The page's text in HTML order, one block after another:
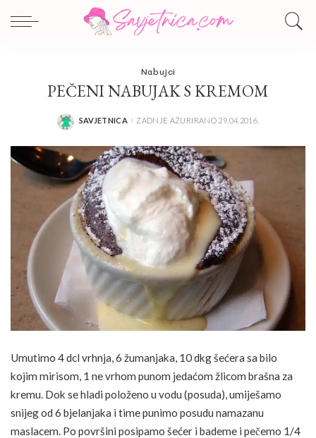
Nabujci
PEČENI NABUJAK S KREMOM
POSTED
SAVJETNICA ZADNJE AŽURIRANO 29.04.2016.
Umutimo 4 dcl vrhnja, 6 žumanjaka, 10 dkg šećera sa bilo
kojim mirisom, 1 ne vrhom punom jedaćom žlicom brašna za
kremu. Dok se hladi položeno u vodu (posuda), umiješamo
snijeg od 6 bjelanjaka i time punimo posudu namazanu
maslacem. Po površini posipamo šećer i bademe i pečemo 1/4